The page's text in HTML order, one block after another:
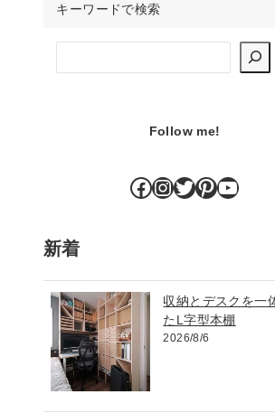
キーワードで検索
Follow me!
Facebook
Instagram
Twitter
新着
収納とデスクを一
たL字型本棚
2026/8/6